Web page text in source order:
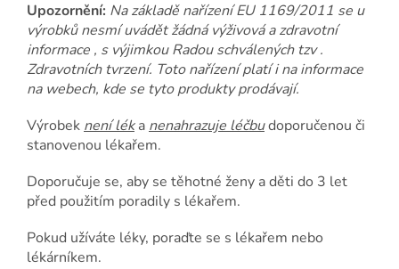
Upozornění: Na základě nařízení EU 1169/2011 se u
výrobků nesmí uvádět žádná výživová a zdravotní
informace , s výjimkou Radou schválených tzv .
Zdravotních tvrzení. Toto nařízení platí i na informace
na webech, kde se tyto produkty prodávají.
Výrobek není léka nenahrazuje léčbudoporučenou či
stanovenou lékařem.
Doporučuje se, aby se těhotné ženy a děti do 3 let
před použitím poradily s lékařem.
Pokud užíváte léky, poraďte se s lékařem nebo
lékárníkem.